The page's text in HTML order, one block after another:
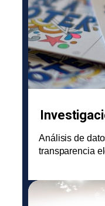
Análisis de
transparencia